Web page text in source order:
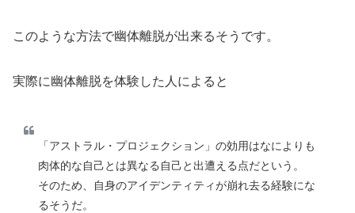
このような方法で幽体離脱が出来るそうです。
実際に幽体離脱を体験した人によると
「アストラル・プロジェクション」の効用はなによりも
肉体的な自己とは異なる自己と出遭える点だという。
そのため、自身のアイデンティティが崩れ去る経験にな
るそうだ。